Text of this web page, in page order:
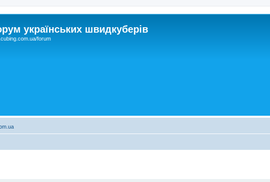
українських швидкуберів
forum